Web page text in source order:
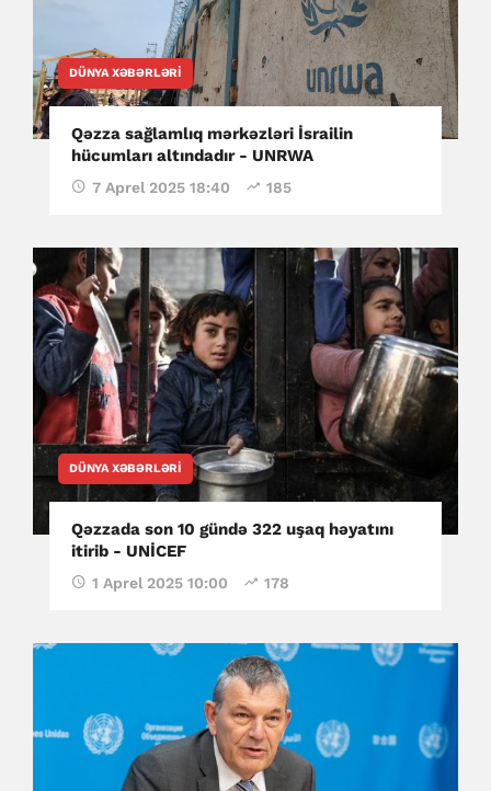
DÜNYA XƏBƏRLƏRI
Qəzza sağlamlıq mərkəzləri İsrailin
hücumları altındadır - UNRWA
7 Aprel 2025 18:40 185
DÜNYA XƏBƏRLƏRI
Qəzzada son 10 gündə 322 uşaq həyatını
itirib - UNİCEF
1 Aprel 2025 10:00 178